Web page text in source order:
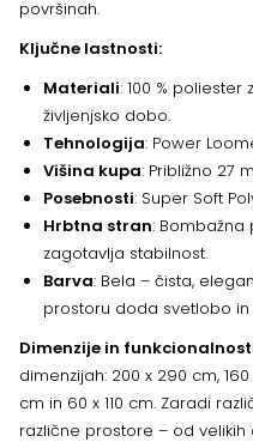
površinah.
Ključne lastnosti:
Materiali: 100 %
življenjsko dobo.
Tehnologija: Power
Višina kupa: Približno 27
Posebnosti: Super Soft
Hrbtna stran:
zagotavlja stabilnost.
Barva: Bela – čista,
prostoru doda svetlobo in
Dimenzije in
dimenzijah: 200 x 290 cm, 160
cm in 60 x 110 cm. Zaradi
različne prostore – od